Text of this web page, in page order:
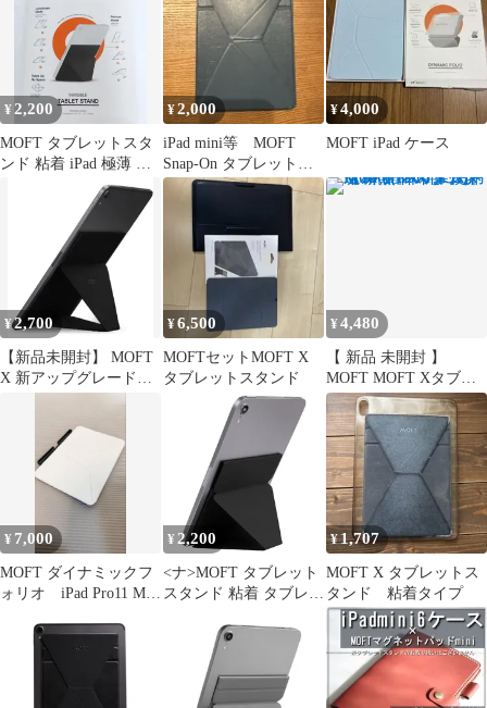
トブラック）
¥2,200
MOFT タブレットスタ
ンド 粘着 iPad 極薄 超
軽量 7.9～9.7インチ
¥2,000
iPad mini等 MOFT
Snap-On タブレットス
タンド
¥4,000
MOFT iPad ケース
¥2,700
【新品未開封】 MOFT
X 新アップグレード版
イトブラック
¥6,500
MOFTセットMOFT X
タブレットスタンド
¥4,480
【 新品 未開封 】
MOFT MOFT Xタブレ
ットスタンド
MS0091BK 未使用 送料
無料
¥ 7,000
MOFT ダイナミックフ
ォリオ iPad Pro11 M4
¥ 2,200
<ナ>MOFT タブレット
スタンド 粘着 タブレッ
能 折りたたみ式 iPad
Mini 7.9インチ対応
¥1,707
MOFT X タブレットス
タンド 粘着タイプ